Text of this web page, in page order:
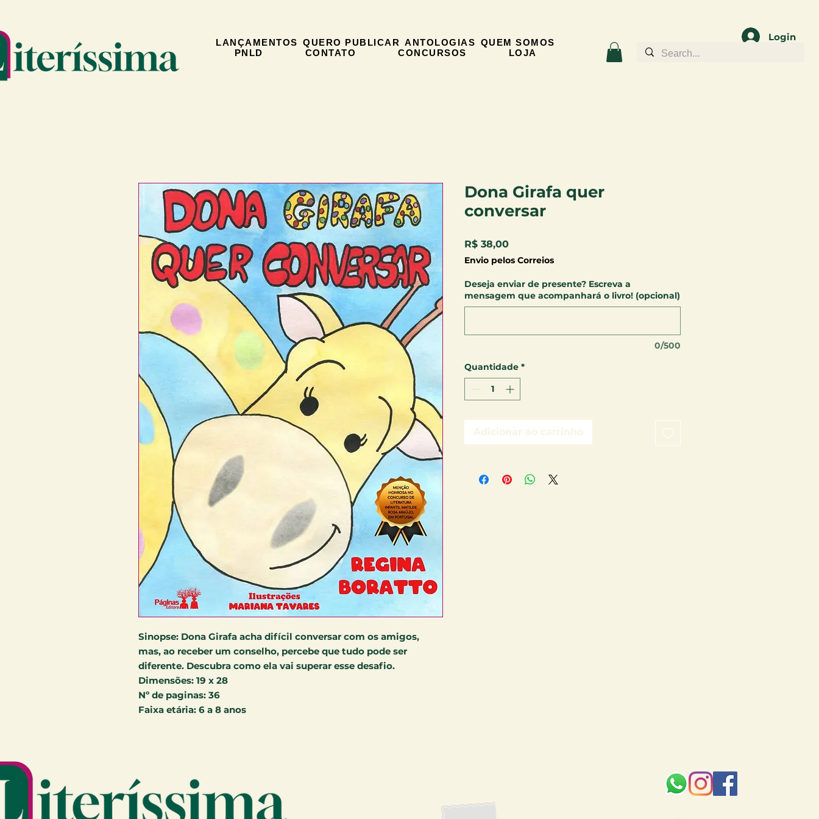
LANÇAMENTOS QUERO PUBLICAR ANTOLOGIAS QUEM SOMOS
PNLD
CONTATO CONCURSOS LOJA
Login
Sinopse: Dona Girafa acha difícil conversar com os amigos,
mas, ao receber um conselho, percebe que tudo pode ser
diferente. Descubra como ela vai superar esse desafio.
Dimensões: 19 x 28
Nº de paginas: 36
Faixa etária: 6 a 8 anos
Dona Girafa quer
conversar
R$ 38,00Preço
Envio pelos Correios
Deseja enviar de presente? Escreva a
mensagem que acompanhará o livro! (opcional)
0/500
Quantidade *
Adicionar ao carrinho